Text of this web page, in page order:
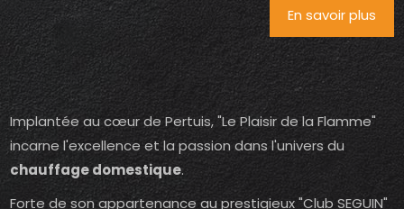
En savoir plus
Implantée au cœur de Pertuis, "Le Plaisir de la Flamme"
incarne l'excellence et la passion dans l'univers du
chauffage domestique.
Forte de son appartenance au prestigieux "Club SEGUIN"